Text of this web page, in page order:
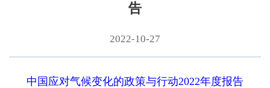
告
2022-10-27
中国应对气候变化的政策与行动2022年度报告